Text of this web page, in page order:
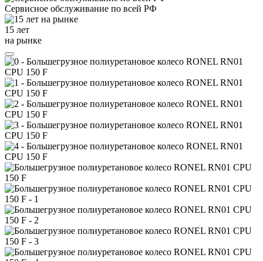
Сервисное обслуживание по всей РФ
15 лет
на рынке